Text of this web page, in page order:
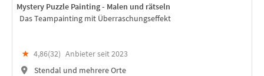
Mystery Puzzle Painting - Malen und rätseln
Das Teampainting mit Überraschungseffekt
★ 4,86(32) Anbieter seit 2023
Stendal und mehrere Orte